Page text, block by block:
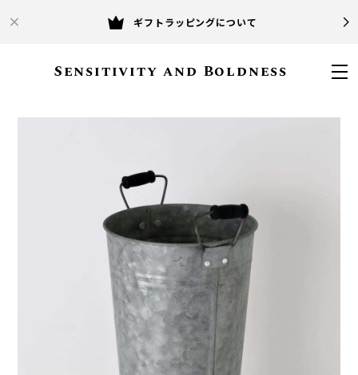
ギフトラッピングについて
Sensitivity and Boldness